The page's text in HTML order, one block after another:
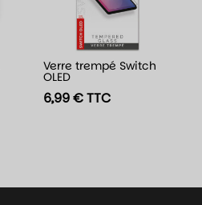
Verre trempé Switch
OLED
6,99€TTC